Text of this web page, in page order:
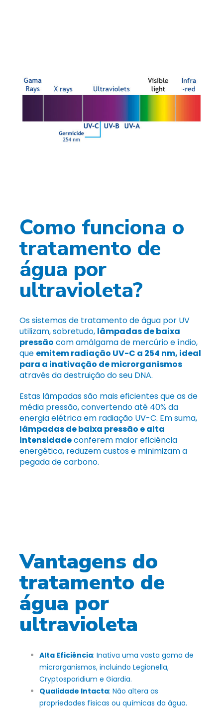
Como funciona o
tratamento de
água por
ultravioleta?
Os sistemas de tratamento de água por UV
utilizam, sobretudo, lâmpadas de baixa
pressão com amálgama de mercúrio e índio,
que emitem radiação UV-C a 254 nm, ideal
para a inativação de microrganismos
através da destruição do seu DNA.
Estas lâmpadas são mais eficientes que as de
média pressão, convertendo até 40% da
energia elétrica em radiação UV-C. Em suma,
lâmpadas de baixa pressão e alta
intensidadeconferem maior eficiência
energética, reduzem custos e minimizam a
pegada de carbono.
Vantagens do
tratamento de
água por
ultravioleta
Alta Eficiência: Inativa uma vasta gama de
microrganismos, incluindo Legionella,
Cryptosporidium e Giardia.
Qualidade Intacta: Não altera as
propriedades físicas ou químicas da água.